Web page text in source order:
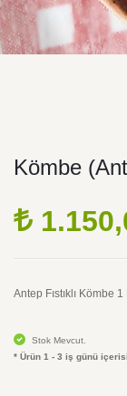
Kömbe
Antep Fıstıklı Kömbe 1
Stok Mevcut.
* Ürün 1 - 3 iş günü